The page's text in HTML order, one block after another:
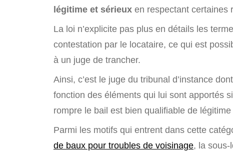
légitime et sérieux en respectant certaines
La loi n’explicite pas plus en détails les
contestation par le locataire, ce qui est
à un juge de trancher.
Ainsi, c’est le juge du tribunal d’instance
fonction des éléments qui lui sont apportés
rompre le bail est bien qualifiable de
Parmi les motifs qui entrent dans cette
de baux pour troubles de voisinage, la sous-